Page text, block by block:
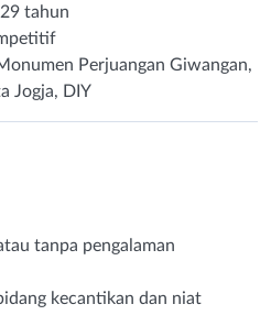
tahun
Perjuangan Giwangan,
Jogja, DIY
tanpa pengalaman
kecantikan dan niat